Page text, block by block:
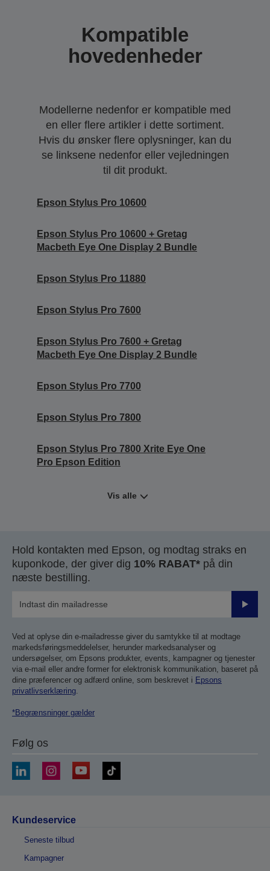
Kompatible
hovedenheder
Modellerne nedenfor er kompatible med
en eller flere artikler i dette sortiment.
Hvis du ønsker flere oplysninger, kan du
se linksene nedenfor eller vejledningen
til dit produkt.
Epson Stylus Pro 10600
Epson Stylus Pro 10600 + Gretag
Macbeth Eye One Display 2 Bundle
Epson Stylus Pro 11880
Epson Stylus Pro 7600
Epson Stylus Pro 7600 + Gretag
Macbeth Eye One Display 2 Bundle
Epson Stylus Pro 7700
Epson Stylus Pro 7800
Epson Stylus Pro 7800 Xrite Eye One
Pro Epson Edition
Vis alle
Hold kontakten med Epson, og modtag straks en
kuponkode, der giver dig 10% RABAT* på din
næste bestilling.
Send
Ved at oplyse din e-mailadresse giver du samtykke til at modtage
markedsføringsmeddelelser, herunder markedsanalyser og
undersøgelser, om Epsons produkter, events, kampagner og tjenester
via e-mail eller andre former for elektronisk kommunikation, baseret på
dine præferencer og adfærd online, som beskrevet i Epsons
privatlivserklæring.
*Begrænsninger gælder
Følg os
Kundeservice
Seneste tilbud
Kampagner